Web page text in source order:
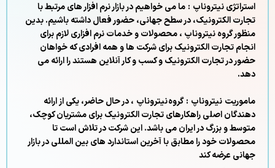
استراتژی نیتروناپ : ما می خواهیم در بازار نرم افزار های مرتبط با
تجارت الکترونیک، در سطح جهانی، حضور فعال داشته باشیم. بدین
منظور گروه نیتروناپ ، محصولات و خدمات نرم افزاری لازم برای
انجام تجارت الکترونیک برای شرکت ها و همه افرادی که خواهان
حضور در تجارت الکترونیک و کسب و کار آنلاین هستند را ارائه می
دهد.
ماموریت نیتروناپ : گروه نیتروناپ ، در حال حاضر، یکی از ارائه
دهندگان اصلی راهکارهای تجارت الکترونیک برای مشتریان کوچک،
متوسط و بزرگ در ایران می باشد. این شرکت در تلاش است تا
محصولات خود را مطابق با آخرین استاندارد های بین المللی در بازار
جهانی عرضه کند